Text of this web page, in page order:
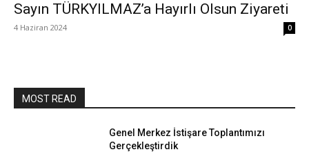
Sayın TÜRKYILMAZ’a Hayırlı Olsun Ziyareti
4 Haziran 2024 0
MOST READ
Genel Merkez İstişare Toplantımızı
Gerçekleştirdik